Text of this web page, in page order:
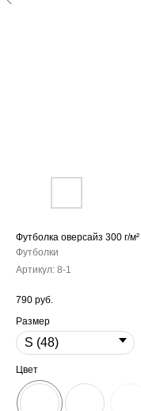
Футболка оверсайз 300 г/м²
Футболки
Артикул: 8-1
790 руб.
Размер
Цвет